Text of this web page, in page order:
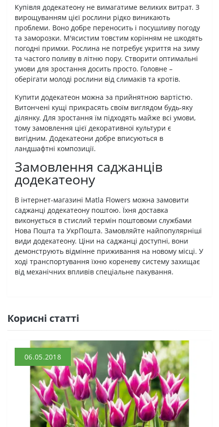
Купівля додекатеону не вимагатиме великих витрат. З
вирощуванням цієї рослини рідко виникають
проблеми. Воно добре переносить і посушливу погоду
та заморозки. М'ясистим товстим корінням не шкодять
погодні примхи. Рослина не потребує укриття на зиму
та частого поливу в літню пору. Створити оптимальні
умови для зростання досить просто. Головне –
оберігати молоді рослини від слимаків та кротів.
Купити додекатеон можна за прийнятною вартістю.
Витончені кущі прикрасять своїм виглядом будь-яку
ділянку. Для зростання їм підходять майже всі умови,
тому замовлення цієї декоративної культури є
вигідним. Додекатеони добре вписуються в
ландшафтні композиції.
Замовлення саджанців
додекатеону
В інтернет-магазині Matla Flowers можна замовити
саджанці додекатеону поштою. Їхня доставка
виконується в стислий термін поштовоми службами
Нова Пошта та УкрПошта. Замовляйте найпопулярніші
види додекатеону. Ціни на саджанці доступні, вони
демонструють відмінне приживання на новому місці. У
ході транспортування їхню кореневу систему захищає
від механічних впливів спеціальне пакування.
Кориснi статтi
06.05.2018